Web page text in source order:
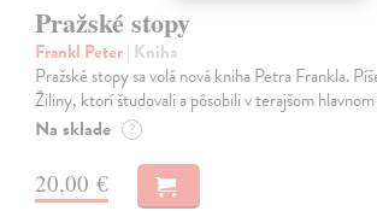
Pražské stopy
Frankl Peter| Kniha
Pražské stopy sa volá nová kniha Petra Frankla.
Žiliny, ktorí študovali a pôsobili v terajšom
Na sklade ?
20,00 €